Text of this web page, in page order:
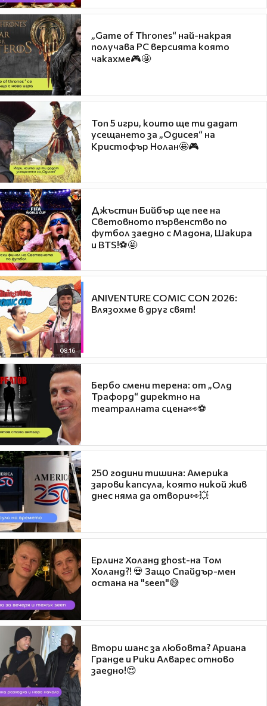
„Game of Thrones“ най-накрая
получава PC версията която
чакахме🎮🤩
Топ 5 игри, които ще ти дадат
усещането за „Одисея“ на
Кристофър Нолан🤩🎮
Джъстин Бийбър ще пее на
Световното първенство по
футбол заедно с Мадона, Шакира
и BTS!⚽🤩
08:16
ANIVENTURE COMIC CON 2026:
Влязохме в друг свят!
Бербо смени терена: от „Олд
Трафорд“ директно на
театралната сцена👀⚽
250 години тишина: Америка
зарови капсула, която никой жив
днес няма да отвори👀💥
Ерлинг Холанд ghost-на Том
Холанд?! 💀 Защо Спайдър-мен
остана на "seen"😅
Втори шанс за любовта? Ариана
Гранде и Рики Алварес отново
заедно!😍